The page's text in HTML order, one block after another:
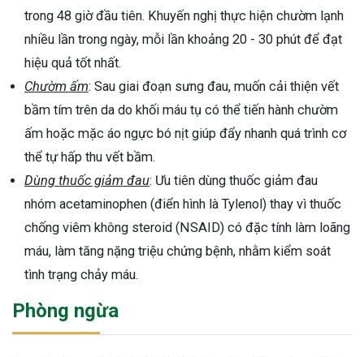
trong 48 giờ đầu tiên. Khuyến nghị thực hiện chườm lạnh
nhiều lần trong ngày, mỗi lần khoảng 20 - 30 phút để đạt
hiệu quả tốt nhất.
Chườm ấm: Sau giai đoạn sưng đau, muốn cải thiện vết
bầm tím trên da do khối máu tụ có thể tiến hành chườm
ấm hoặc mặc áo ngực bó nịt giúp đẩy nhanh quá trình cơ
thể tự hấp thu vết bầm.
Dùng thuốc giảm đau: Ưu tiên dùng thuốc giảm đau
nhóm acetaminophen (điển hình là Tylenol) thay vì thuốc
chống viêm không steroid (NSAID) có đặc tính làm loãng
máu, làm tăng nặng triệu chứng bệnh, nhằm kiểm soát
tình trạng chảy máu.
Phòng ngừa